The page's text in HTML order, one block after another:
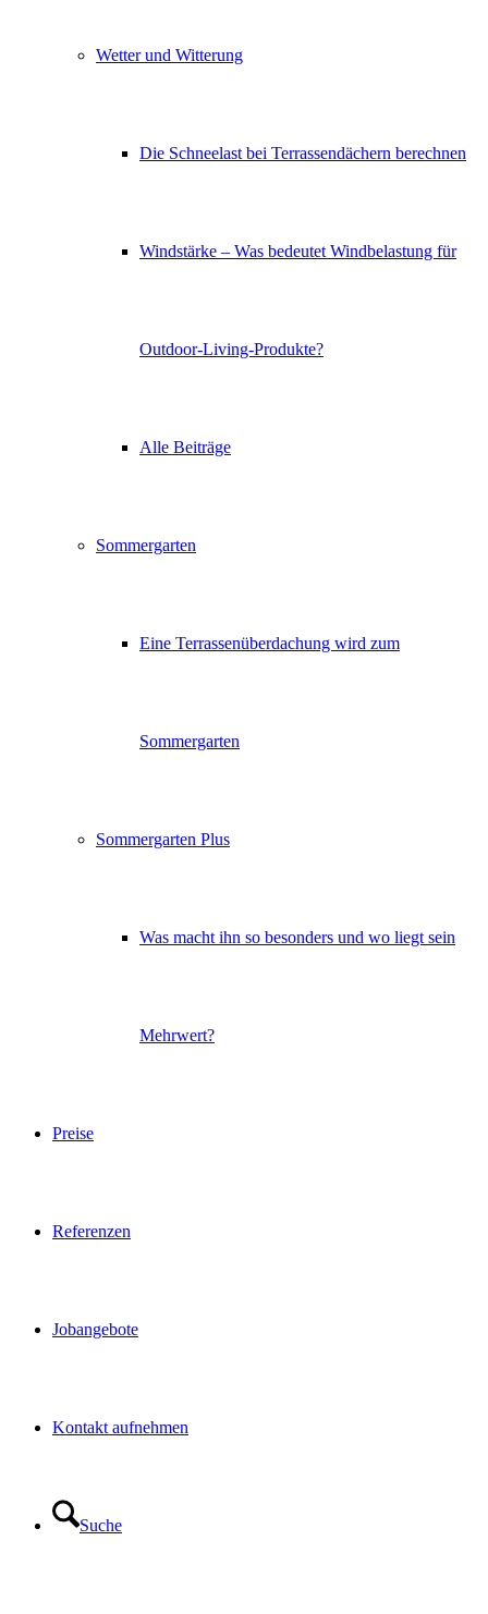
Wetter und Witterung
Die Schneelast bei Terrassendächern berechnen
Windstärke – Was bedeutet Windbelastung für
Outdoor-Living-Produkte?
Alle Beiträge
Sommergarten
Eine Terrassenüberdachung wird zum
Sommergarten
Sommergarten Plus
Was macht ihn so besonders und wo liegt sein
Mehrwert?
Preise
Referenzen
Jobangebote
Kontakt aufnehmen
Suche